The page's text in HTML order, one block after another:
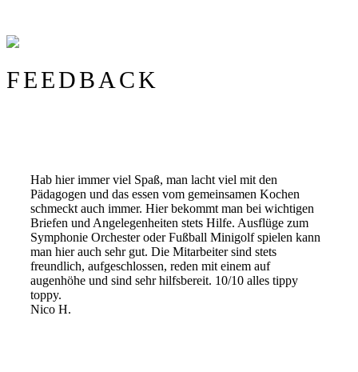
FEEDBACK
Hab hier immer viel Spaß, man lacht viel mit den
Pädagogen und das essen vom gemeinsamen Kochen
schmeckt auch immer. Hier bekommt man bei wichtigen
Briefen und Angelegenheiten stets Hilfe. Ausflüge zum
Symphonie Orchester oder Fußball Minigolf spielen kann
man hier auch sehr gut. Die Mitarbeiter sind stets
freundlich, aufgeschlossen, reden mit einem auf
augenhöhe und sind sehr hilfsbereit. 10/10 alles tippy
toppy.
Nico H.